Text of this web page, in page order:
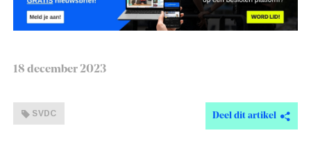
18 december 2023
SVDC Deel dit artikel